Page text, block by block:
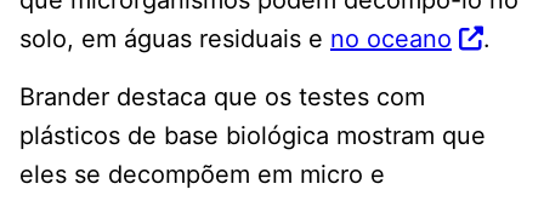
solo, em águas residuais e no oceano
.
Brander destaca que os testes com
plásticos de base biológica mostram que
eles se decompõem em micro e